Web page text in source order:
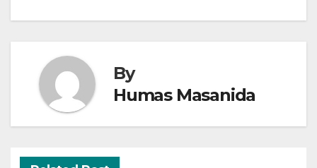
By
Humas Masanida